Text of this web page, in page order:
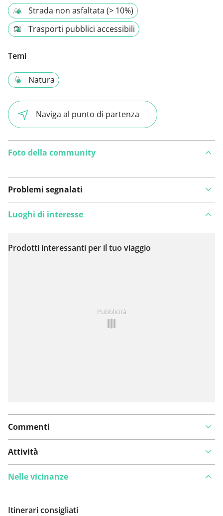
Strada non asfaltata (> 10%)
Trasporti pubblici accessibili
Temi
Natura
Naviga al punto di partenza
Foto della community
Problemi segnalati
Visualizza sulla mappa
Luoghi di interesse
Prodotti interessanti per il tuo viaggio
Pubblicità
Commenti
Attività
Nelle vicinanze
Itinerari consigliati